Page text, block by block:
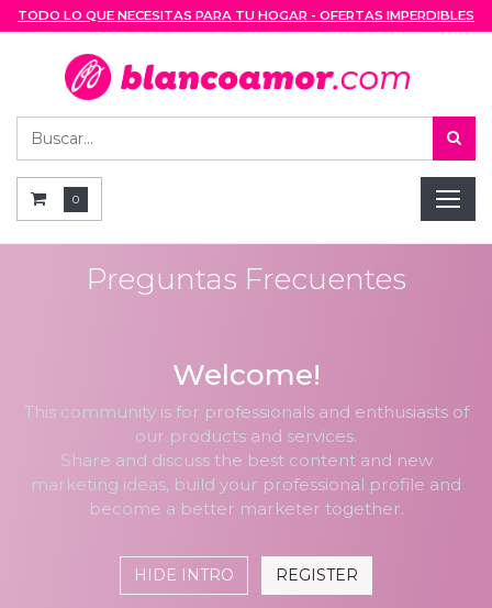
TODO LO QUE NECESITAS PARA TU HOGAR - OFERTAS IMPERDIBLES
0
Preguntas Frecuentes
Welcome!
This community is for professionals and enthusiasts of
our products and services.
Share and discuss the best content and new
marketing ideas, build your professional profile and
become a better marketer together.
HIDE INTRO REGISTER